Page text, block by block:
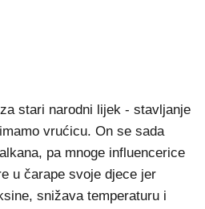
stari narodni lijek - stavljanje
vrućicu. On se sada
pa mnoge influencerice
u čarape svoje djece jer
snižava temperaturu i